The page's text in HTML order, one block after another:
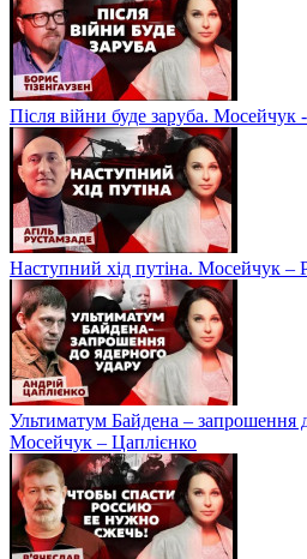
Після війни буде заруба. Мосейчук -
Наступний хід путіна. Мосейчук –
Ультиматум Байдена – запрошення
Мосейчук – Цаплієнко